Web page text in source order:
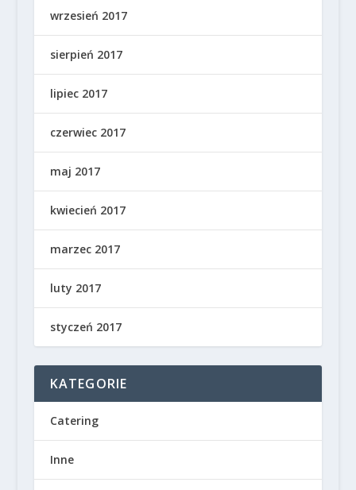
wrzesień 2017
sierpień 2017
lipiec 2017
czerwiec 2017
maj 2017
kwiecień 2017
marzec 2017
luty 2017
styczeń 2017
KATEGORIE
Catering
Inne